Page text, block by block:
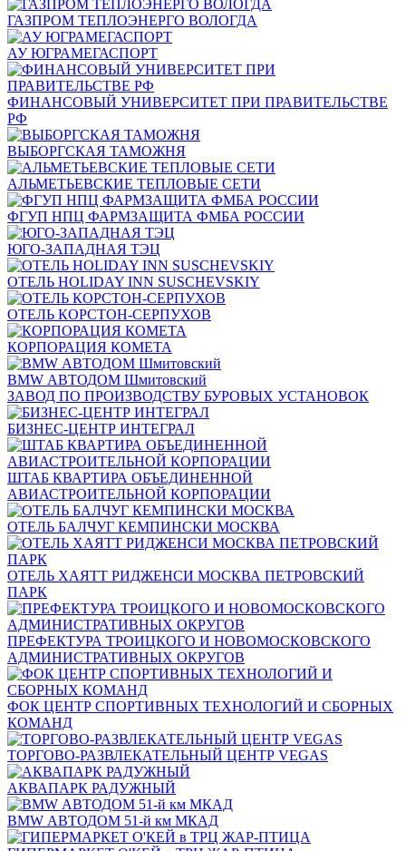
ГАЗПРОМ ТЕПЛОЭНЕРГО ВОЛОГДА
АУ ЮГРАМЕГАСПОРТ
ФИНАНСОВЫЙ УНИВЕРСИТЕТ ПРИ ПРАВИТЕЛЬСТВЕ
РФ
ВЫБОРГСКАЯ ТАМОЖНЯ
АЛЬМЕТЬЕВСКИЕ ТЕПЛОВЫЕ СЕТИ
ФГУП НПЦ ФАРМЗАЩИТА ФМБА РОССИИ
ЮГО-ЗАПАДНАЯ ТЭЦ
ОТЕЛЬ HOLIDAY INN SUSCHEVSKIY
ОТЕЛЬ КОРСТОН-СЕРПУХОВ
КОРПОРАЦИЯ КОМЕТА
BMW АВТОДОМ Шмитовский
ЗАВОД ПО ПРОИЗВОДСТВУ БУРОВЫХ УСТАНОВОК
БИЗНЕС-ЦЕНТР ИНТЕГРАЛ
ШТАБ КВАРТИРА ОБЪЕДИНЕННОЙ
АВИАСТРОИТЕЛЬНОЙ КОРПОРАЦИИ
ОТЕЛЬ БАЛЧУГ КЕМПИНСКИ МОСКВА
ОТЕЛЬ ХАЯТТ РИДЖЕНСИ МОСКВА ПЕТРОВСКИЙ
ПАРК
ПРЕФЕКТУРА ТРОИЦКОГО И НОВОМОСКОВСКОГО
АДМИНИСТРАТИВНЫХ ОКРУГОВ
ФОК ЦЕНТР СПОРТИВНЫХ ТЕХНОЛОГИЙ И СБОРНЫХ
КОМАНД
ТОРГОВО-РАЗВЛЕКАТЕЛЬНЫЙ ЦЕНТР VEGAS
АКВАПАРК РАДУЖНЫЙ
BMW АВТОДОМ 51-й км МКАД